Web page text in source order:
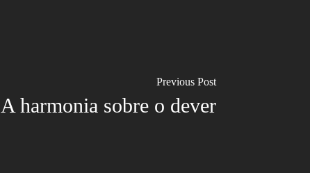
Previous Post
A harmonia sobre o dever